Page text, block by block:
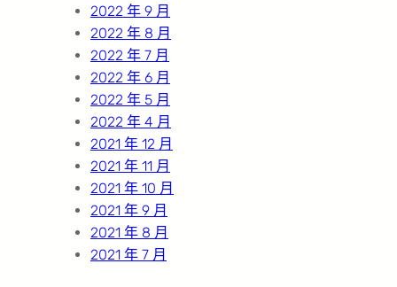
2022 年 9 月
2022 年 8 月
2022 年 7 月
2022 年 6 月
2022 年 5 月
2022 年 4 月
2021 年 12 月
2021 年 11 月
2021 年 10 月
2021 年 9 月
2021 年 8 月
2021 年 7 月